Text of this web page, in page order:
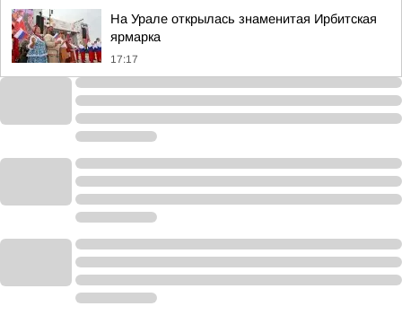
На Урале открылась знаменитая Ирбитская
ярмарка
17:17